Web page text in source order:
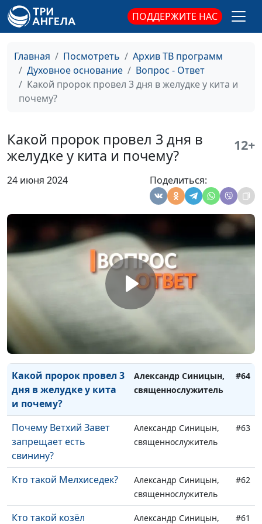
ПОДДЕРЖИТЕ НАС
Главная Посмотреть
Архив ТВ программ
Духовное основание
Вопрос - Ответ
Какой пророк провел 3 дня в желудке у кита и
почему?
Какой пророк провел 3 дня в
желудке у кита и почему?
12+
24 июня 2024 Поделиться:
Что значит не
преклоняйтесь под
неверными?
Александр Синицын,
священнослужитель
#71
Как исповедать грех?
Александр Синицын,
священнослужитель
Можно ли христианам
пить спиртные
напитки?
Александр Синицын,
священнослужитель
#68
право на повторный
брак?
Александр Синицын,
священнослужитель
#67
Почему после смерти
Христа завеса в храме
разорвалась сама по
себе?
Александр Синицын,
священнослужитель
Почему Божий пророк
женился на блуднице?
Александр Синицын,
священнослужитель
Какой пророк провел 3
дня в желудке у кита
и почему?
Александр Синицын,
священнослужитель
#64
Почему Ветхий Завет
запрещает есть
свинину?
Александр Синицын,
священнослужитель
#63
Кто такой Мелхиседек?
Александр Синицын,
священнослужитель
#62
Кто такой козёл
Александр Синицын,
#61